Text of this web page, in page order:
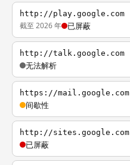
http://play.google.com
截至 2026 年 已屏蔽
http://talk.google.com
无法解析
https://mail.google.com
间歇性
http://sites.google.com
已屏蔽